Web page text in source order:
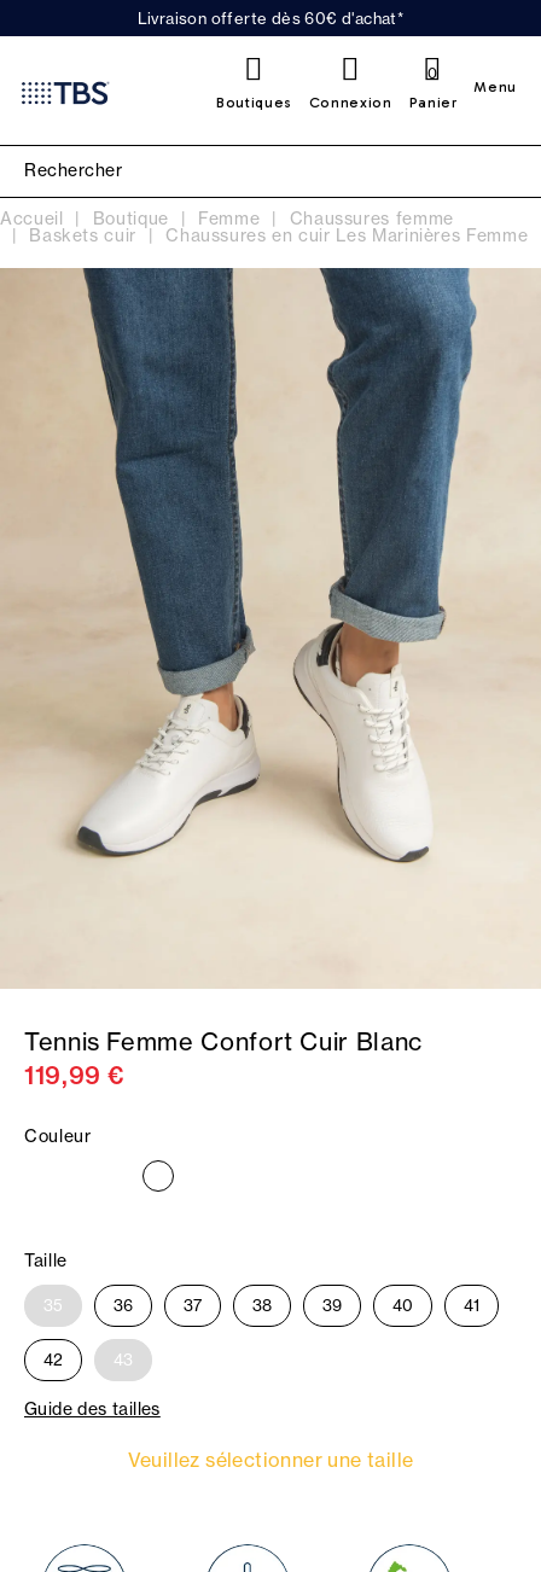
Livraison offerte dès 60€ d'achat*
Boutiques Connexion Panier
0
Menu
Accueil Boutique Femme Chaussures femme
Baskets cuir Chaussures en cuir Les Marinières Femme
Tennis Femme Confort Cuir Blanc
119,99 €
Couleur
Taille
35 36 37 38 39 40 41
42 43
Guide des tailles
Veuillez sélectionner une taille